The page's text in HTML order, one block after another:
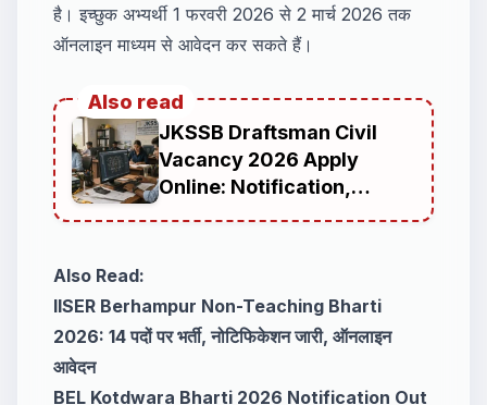
है। इच्छुक अभ्यर्थी 1 फरवरी 2026 से 2 मार्च 2026 तक
ऑनलाइन माध्यम से आवेदन कर सकते हैं।
Also read
JKSSB Draftsman Civil
Vacancy 2026 Apply
Online: Notification,
Eligibility, Age Limit,
Also Read:
IISER Berhampur Non-Teaching Bharti
2026: 14 पदों पर भर्ती, नोटिफिकेशन जारी, ऑनलाइन
आवेदन
BEL Kotdwara Bharti 2026 Notification Out